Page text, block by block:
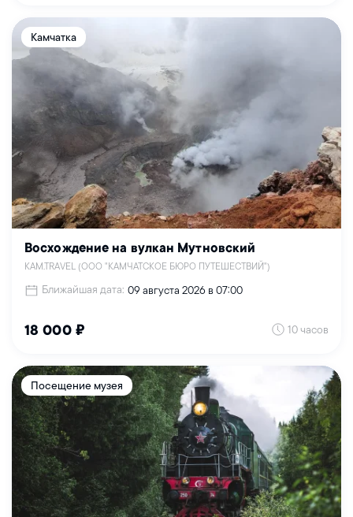
Камчатка
Восхождение на вулкан Мутновский
KAM.TRAVEL (ООО "КАМЧАТСКОЕ БЮРО ПУТЕШЕСТВИЙ")
Ближайшая дата: 09 августа 2026 в 07:00
18 000 ₽ 10 часов
Посещение музея